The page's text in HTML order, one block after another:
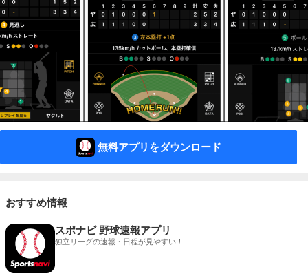
無料アプリをダウンロード
おすすめ情報
スポナビ 野球速報アプリ
独立リーグの速報・日程が見やすい！